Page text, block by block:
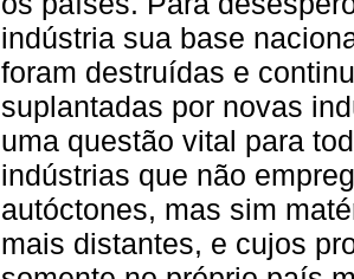
indústria sua base
foram destruídas e
suplantadas por novas
uma questão vital para
indústrias que não
autóctones, mas sim
mais distantes, e cujos